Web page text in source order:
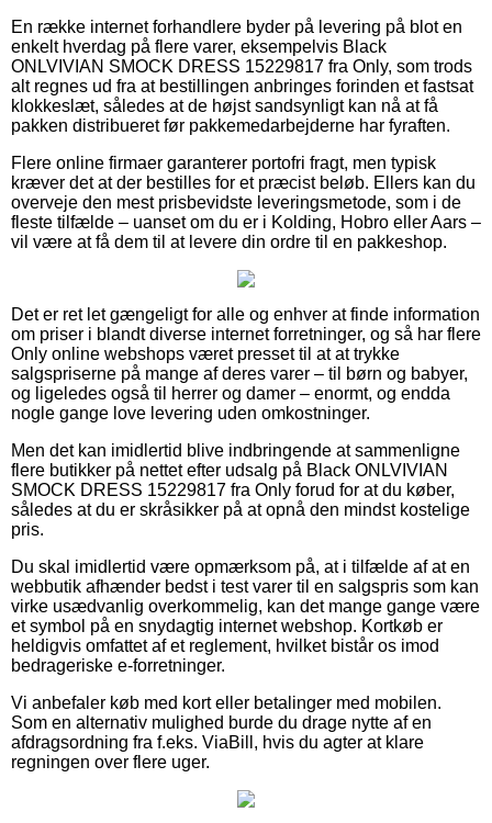
En række internet forhandlere byder på levering på blot en
enkelt hverdag på flere varer, eksempelvis Black
ONLVIVIAN SMOCK DRESS 15229817 fra Only, som trods
alt regnes ud fra at bestillingen anbringes forinden et fastsat
klokkeslæt, således at de højst sandsynligt kan nå at få
pakken distribueret før pakkemedarbejderne har fyraften.
Flere online firmaer garanterer portofri fragt, men typisk
kræver det at der bestilles for et præcist beløb. Ellers kan du
overveje den mest prisbevidste leveringsmetode, som i de
fleste tilfælde – uanset om du er i Kolding, Hobro eller Aars –
vil være at få dem til at levere din ordre til en pakkeshop.
Det er ret let gængeligt for alle og enhver at finde information
om priser i blandt diverse internet forretninger, og så har flere
Only online webshops været presset til at at trykke
salgspriserne på mange af deres varer – til børn og babyer,
og ligeledes også til herrer og damer – enormt, og endda
nogle gange love levering uden omkostninger.
Men det kan imidlertid blive indbringende at sammenligne
flere butikker på nettet efter udsalg på Black ONLVIVIAN
SMOCK DRESS 15229817 fra Only forud for at du køber,
således at du er skråsikker på at opnå den mindst kostelige
pris.
Du skal imidlertid være opmærksom på, at i tilfælde af at en
webbutik afhænder bedst i test varer til en salgspris som kan
virke usædvanlig overkommelig, kan det mange gange være
et symbol på en snydagtig internet webshop. Kortkøb er
heldigvis omfattet af et reglement, hvilket bistår os imod
bedrageriske e-forretninger.
Vi anbefaler køb med kort eller betalinger med mobilen.
Som en alternativ mulighed burde du drage nytte af en
afdragsordning fra f.eks. ViaBill, hvis du agter at klare
regningen over flere uger.